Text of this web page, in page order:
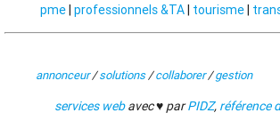
pme| professionnels &TA| tourisme|
annonceur/solutions/collaborer/gestion
services webavec ♥ parPIDZ, référence